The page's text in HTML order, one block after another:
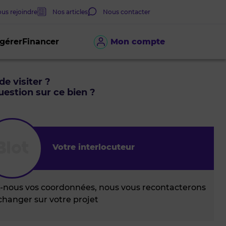
Mon compte
Financer
rejoindre Nos articles Nous contacter
visiter ?
sur ce bien ?
Votre interlocuteur
nous vos coordonnées, nous vous recontacterons
sur votre projet